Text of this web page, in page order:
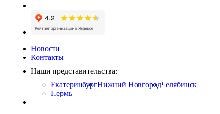
Новости
Контакты
Наши представительства:
ЕкатеринбургНижний НовгородЧелябинск
Пермь